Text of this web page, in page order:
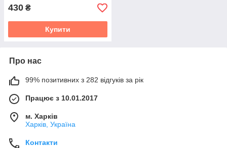
430 ₴
Купити
Про нас
99% позитивних з 282 відгуків за рік
Працює з 10.01.2017
м. Харків
Харків, Україна
Контакти